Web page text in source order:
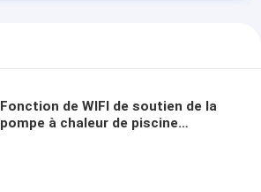
Fonction de WIFI de soutien de la
pompe à chaleur de piscine